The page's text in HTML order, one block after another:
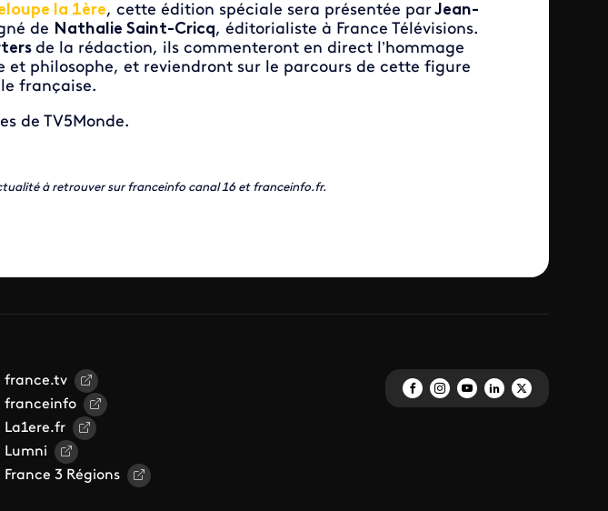
la 1ère, cette édition spéciale sera présentée parJean-
de Nathalie Saint-Cricq, éditorialiste à France Télévisions.
de la rédaction, ils commenteront en direct l’hommage
et philosophe, et reviendront sur le parcours de cette figure
française.
de TV5Monde.
à retrouver sur franceinfo canal 16 et franceinfo.fr.
france.tv
franceinfo
La1ere.fr
Lumni
France 3 Régions